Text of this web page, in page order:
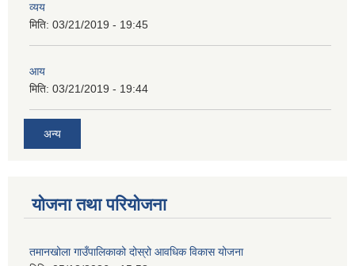
व्यय
मिति: 03/21/2019 - 19:45
आय
मिति: 03/21/2019 - 19:44
अन्य
योजना तथा परियोजना
तमानखोला गाउँपालिकाको दोस्रो आवधिक विकास योजना